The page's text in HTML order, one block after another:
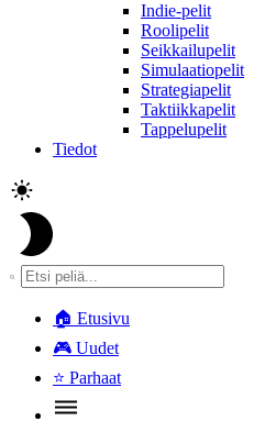
Indie-pelit
Roolipelit
Seikkailupelit
Simulaatiopelit
Strategiapelit
Taktiikkapelit
Tappelupelit
Tiedot
🏠 Etusivu
🎮 Uudet
⭐ Parhaat